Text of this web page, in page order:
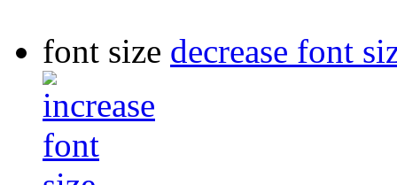
font size decrease font